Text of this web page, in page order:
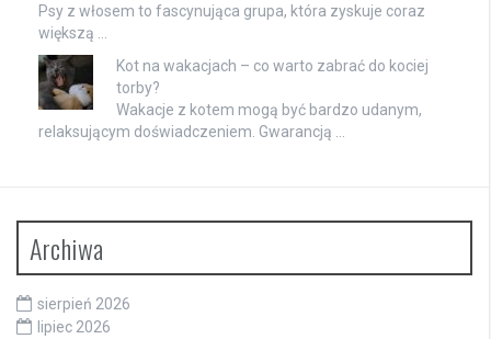
Psy z włosem to fascynująca grupa, która zyskuje coraz
większą …
Kot na wakacjach – co warto zabrać do kociej
torby?
Wakacje z kotem mogą być bardzo udanym,
relaksującym doświadczeniem. Gwarancją …
Archiwa
sierpień 2026
lipiec 2026